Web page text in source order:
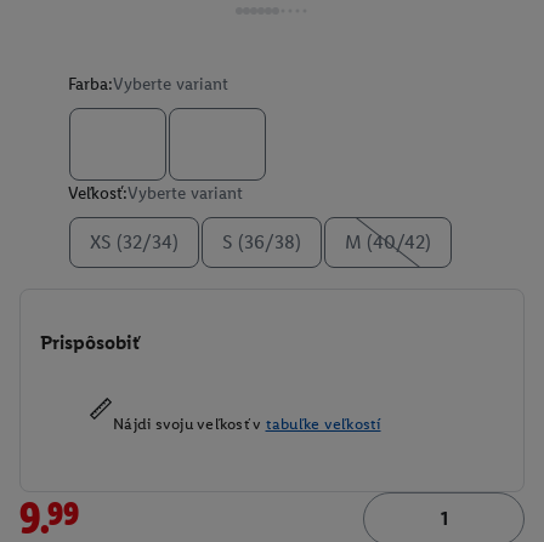
Farba:Vyberte variant
Veľkosť:Vyberte variant
XS (32/34) S (36/38) M (40/42)
Prispôsobiť
Nájdi svoju veľkosť v tabuľke veľkostí
9.99